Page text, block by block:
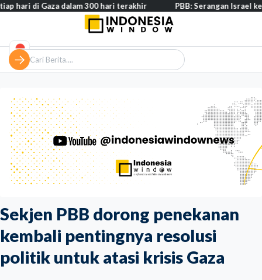
Sekjen PBB dorong penekanan
kembali pentingnya resolusi
politik untuk atasi krisis Gaza
Gaza dalam 300 hari terakhir PBB: Serangan Israel ke